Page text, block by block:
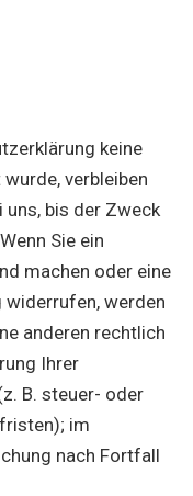
keine
verbleiben
uns, bis der Zweck
Sie ein
machen oder eine
widerrufen, werden
anderen rechtlich
Ihrer
B. steuer- oder
im
nach Fortfall